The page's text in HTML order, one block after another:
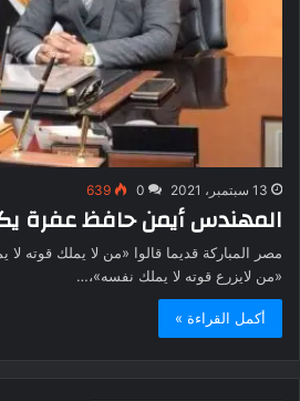
13 سبتمبر، 2021 0
639
المهندس أيمن حافظ عفرة
مصر المباركة قديما قالوا «من لا يملك قوته لا
«من لايزرع قوته لا يملك نفسه»،…
أكمل القراءة »